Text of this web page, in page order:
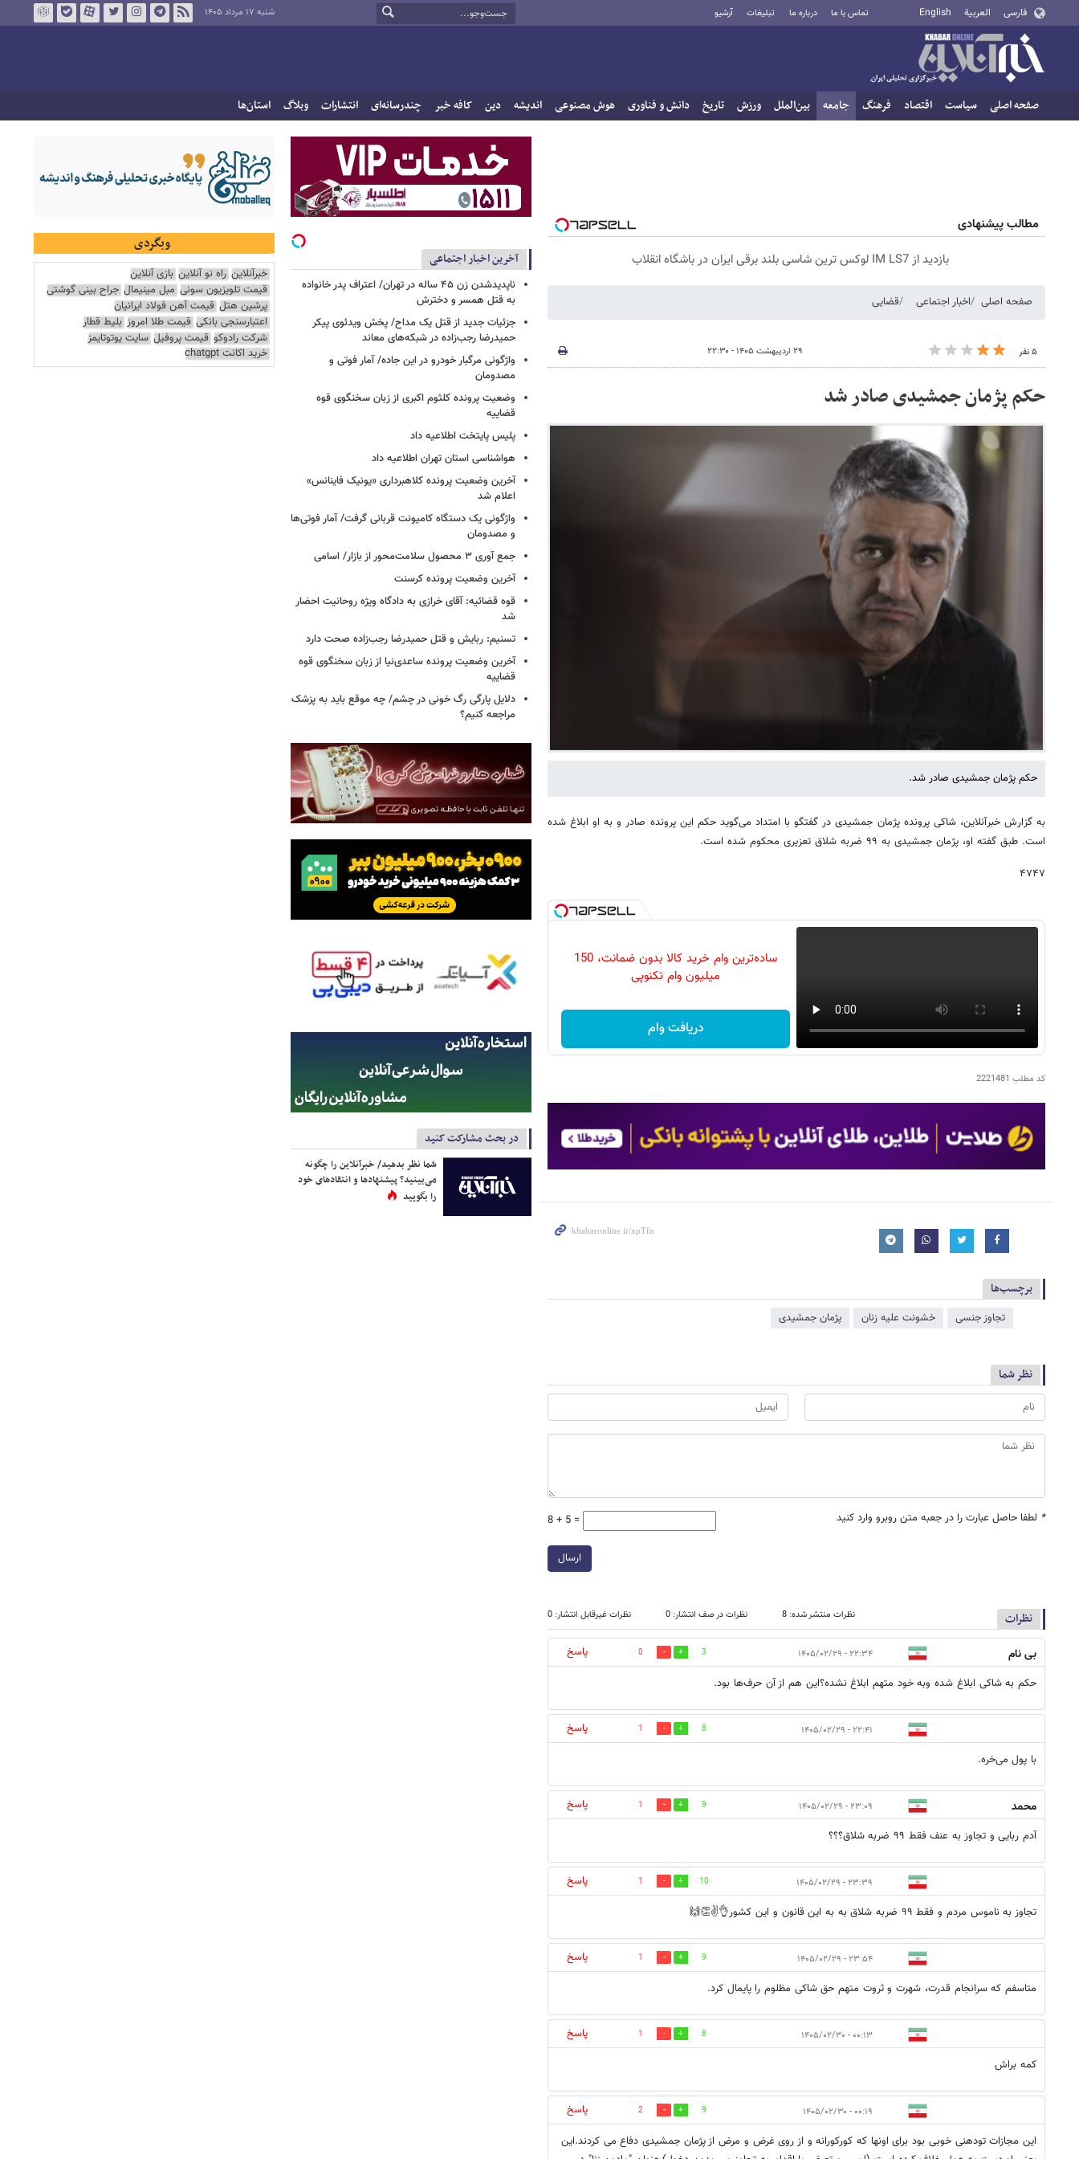
فارسی العربية English تماس با ما درباره ما تبلیغات آرشیو شنبه ۱۷ مرداد ۱۴۰۵
صفحه اصلی سیاست اقتصاد فرهنگ جامعه بین‌الملل ورزش تاریخ دانش و فناوری هوش مصنوعی اندیشه دین کافه خبر چندرسانه‌ای انتشارات وبلاگ استان‌ها
مطالب پیشنهادی
بازدید از IM LS7 لوکس ترین شاسی بلند برقی ایران در باشگاه انقلاب
صفحه اصلی اخبار اجتماعی قضایی
۵ نفر ۲۹ اردیبهشت ۱۴۰۵ - ۲۲:۳۰
حکم پژمان جمشیدی صادر شد
حکم پژمان جمشیدی صادر شد.
به گزارش خبرآنلاین، شاکی پرونده پژمان جمشیدی در گفتگو با امتداد می‌گوید حکم این پرونده صادر و به او ابلاغ شده
است. طبق گفته او، پژمان جمشیدی به ۹۹ ضربه شلاق تعزیری محکوم شده است.
۴٧۴٧
ساده‌ترین وام خرید کالا بدون ضمانت، 150
میلیون وام تکنوپی
دریافت وام
کد مطلب 2221481
برچسب‌ها
تجاوز جنسی خشونت علیه زنان پژمان جمشیدی
نظر شما
* لطفا حاصل عبارت را در جعبه متن روبرو وارد کنید 8 + 5 =
ارسال
نظرات نظرات منتشر شده: 8 نظرات در صف انتشار: 0 نظرات غیرقابل انتشار: 0
بی نام ۲۲:۳۴ - ۱۴۰۵/۰۲/۲۹ 3
0
پاسخ
حکم به شاکی ابلاغ شده وبه خود متهم ابلاغ نشده؟این هم از آن حرف‌ها بود.
۲۲:۴۱ - ۱۴۰۵/۰۲/۲۹ 8
1
پاسخ
با پول می‌خره.
محمد ۲۳:۰۹ - ۱۴۰۵/۰۲/۲۹ 9
1
پاسخ
آدم ربایی و تجاوز به عنف فقط ۹۹ ضربه شلاق؟؟؟
۲۳:۳۹ - ۱۴۰۵/۰۲/۲۹ 10
1
پاسخ
تجاوز به ناموس مردم و فقط ۹۹ ضربه شلاق به به این قانون و این کشور👌✌👏🙌
۲۳:۵۴ - ۱۴۰۵/۰۲/۲۹ 9
1
پاسخ
متاسفم که سرانجام قدرت، شهرت و ثروت متهم حق شاکی مظلوم را پایمال کرد.
۰۰:۱۳ - ۱۴۰۵/۰۲/۳۰ 8
1
پاسخ
کمه براش
۰۰:۱۹ - ۱۴۰۵/۰۲/۳۰ 9
2
پاسخ
این مجازات تودهنی خوبی بود برای اونها که کورکورانه و از روی غرض و مرض از پژمان جمشیدی دفاع می کردند.این
آخرین اخبار اجتماعی
ناپدیدشدن زن ۴۵ ساله در تهران/ اعتراف پدر خانواده
به قتل همسر و دخترش
جزئیات جدید از قتل یک مداح/ پخش ویدئوی پیکر
حمیدرضا رجب‌زاده در شبکه‌های معاند
واژگونی مرگبار خودرو در این جاده/ آمار فوتی و
مصدومان
وضعیت پرونده کلثوم اکبری از زبان سخنگوی قوه
قضاییه
پلیس پایتخت اطلاعیه داد
هواشناسی استان تهران اطلاعیه داد
آخرین وضعیت پرونده کلاهبرداری «یونیک فاینانس»
اعلام شد
واژگونی یک دستگاه کامیونت قربانی گرفت/ آمار فوتی‌ها
و مصدومان
جمع آوری ۳ محصول سلامت‌محور از بازار/ اسامی
آخرین وضعیت پرونده کرسنت
قوه قضائیه: آقای خرازی به دادگاه ویژه روحانیت احضار
شد
تسنیم: ربایش و قتل حمیدرضا رجب‌زاده صحت دارد
آخرین وضعیت پرونده ساعدی‌نیا از زبان سخنگوی قوه
قضاییه
دلایل پارگی رگ خونی در چشم/ چه موقع باید به پزشک
مراجعه کنیم؟
در بحث مشارکت کنید
شما نظر بدهید/ خبرآنلاین را چگونه
می‌بینید؟ پیشنهادها و انتقادهای خود
را بگویید
وبگردی
خبرآنلاین راه نو آنلاین بازی آنلاین
قیمت تلویزیون سونی مبل مینیمال جراح بینی گوشتی
پرشین هتل قیمت آهن فولاد ایرانیان
اعتبارسنجی بانکی قیمت طلا امروز بلیط قطار
شرکت رادوکو قیمت پروفیل سایت یوتوتایمز
خرید اکانت chatgpt